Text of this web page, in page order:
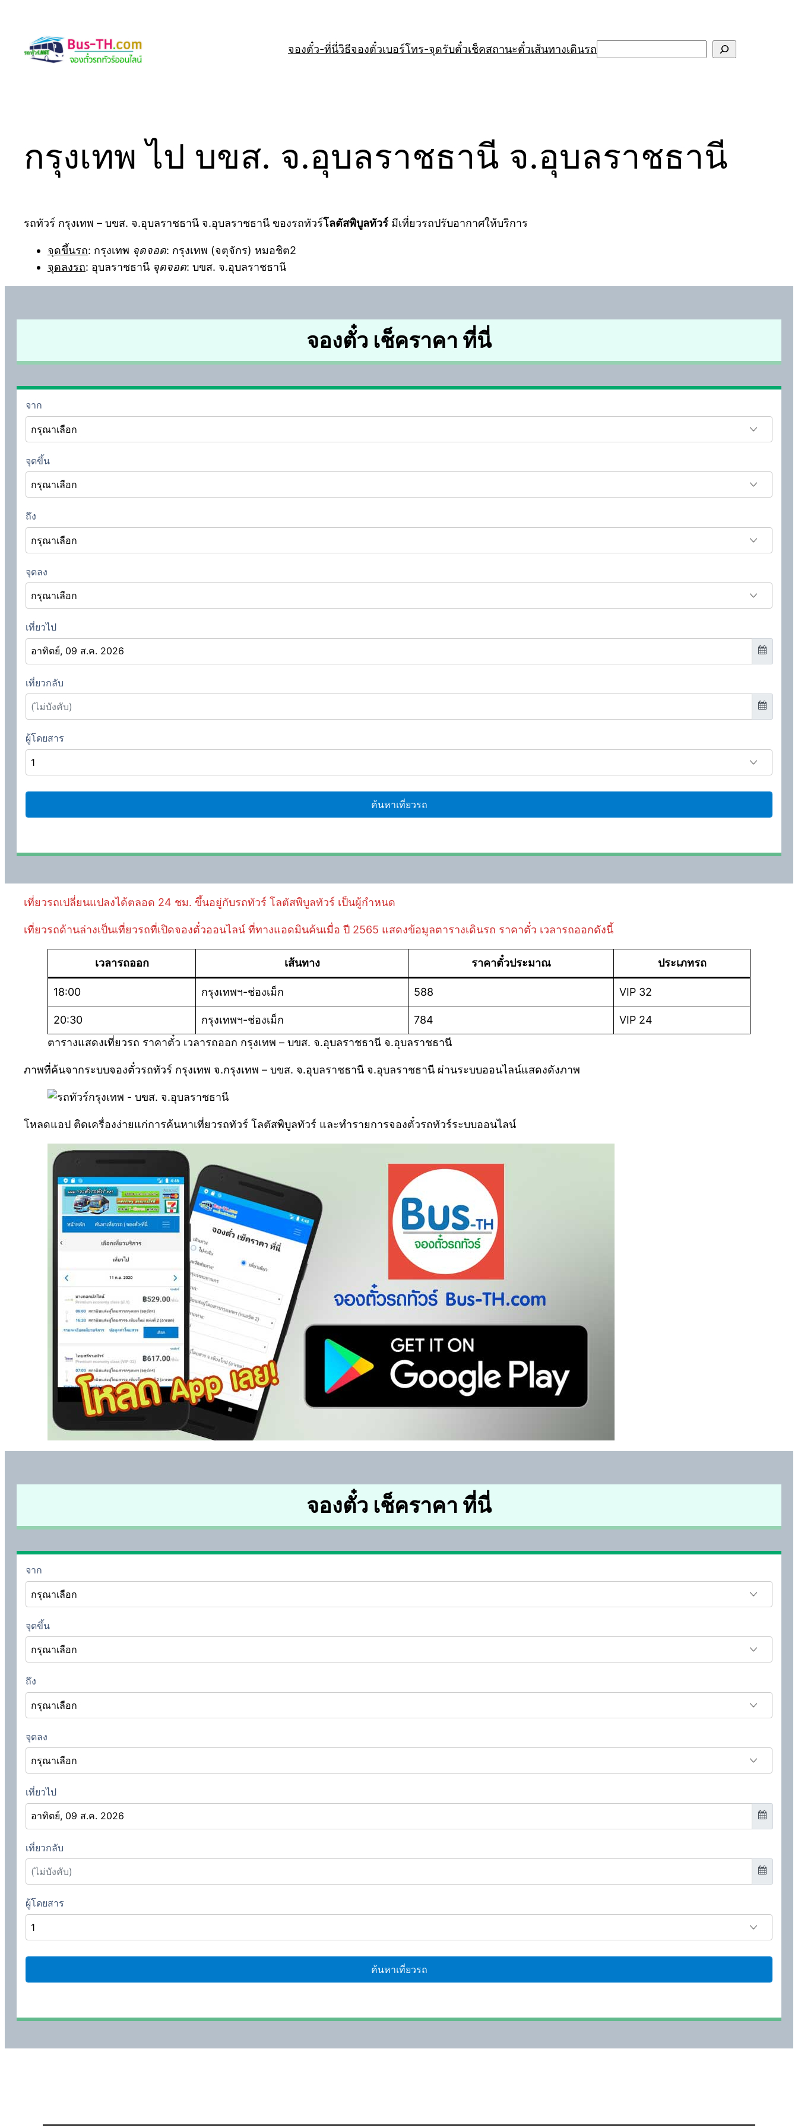
content
จองตั๋ว-ที่นี่วิธีจองตั๋วเบอร์โทร-จุดรับตั๋วเช็คสถานะตั๋วเส้นทางเดินรถ
กรุงเทพ ไป บขส. จ.อุบลราชธานี จ.อุบลราชธานี
รถทัวร์ กรุงเทพ – บขส. จ.อุบลราชธานี จ.อุบลราชธานี ของรถทัวร์โลตัสพิบูลทัวร์ มีเที่ยวรถปรับอากาศให้บริการ
จุดขึ้นรถ: กรุงเทพ จุดจอด: กรุงเทพ (จตุจักร) หมอชิต2
จุดลงรถ: อุบลราชธานี จุดจอด: บขส. จ.อุบลราชธานี
จองตั๋ว เช็คราคา ที่นี่
เที่ยวรถเปลี่ยนแปลงได้ตลอด 24 ชม. ขึ้นอยู่กับรถทัวร์ โลตัสพิบูลทัวร์ เป็นผู้กำหนด
เที่ยวรถด้านล่างเป็นเที่ยวรถที่เปิดจองตั๋วออนไลน์ ที่ทางแอดมินค้นเมื่อ ปี 2565 แสดงข้อมูลตารางเดินรถ ราคาตั๋ว เวลารถออกดังนี้
เวลารถออก เส้นทาง ราคาตั๋วประมาณ ประเภทรถ
18:00 กรุงเทพฯ-ช่องเม็ก 588 VIP 32
20:30 กรุงเทพฯ-ช่องเม็ก 784
VIP 24
ตารางแสดงเที่ยวรถ ราคาตั๋ว เวลารถออก กรุงเทพ – บขส. จ.อุบลราชธานี จ.อุบลราชธานี
ภาพที่ค้นจากระบบจองตั๋วรถทัวร์ กรุงเทพ จ.กรุงเทพ – บขส. จ.อุบลราชธานี จ.อุบลราชธานี ผ่านระบบออนไลน์แสดงดังภาพ
โหลดแอป ติดเครื่องง่ายแก่การค้นหาเที่ยวรถทัวร์ โลตัสพิบูลทัวร์ และทำรายการจองตั๋วรถทัวร์ระบบออนไลน์
จองตั๋ว เช็คราคา ที่นี่